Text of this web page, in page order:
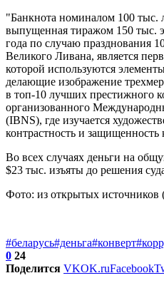
"Банкнота номиналом 100 тыс.
выпущенная тиражом 150 тыс.
года по случаю празднования
Великого Ливана, является
которой используются
делающие изображение
в топ-10 лучших престижного
организованного
(IBNS), где изучается
контрастность и
Во всех случаях деньги на
$23 тыс. изъяты до решения
Фото: из открытых источников
#беларусь#деньга#конверт
0 24
Поделится VKOK.ruFacebook